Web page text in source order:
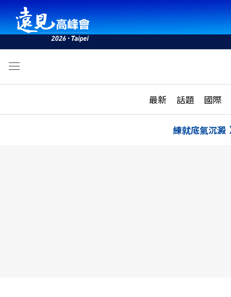
最新 話題 國際
活動
話題
練就底氣沉澱